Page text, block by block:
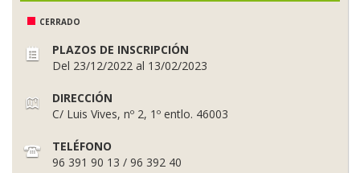
CERRADO
PLAZOS DE INSCRIPCIÓN
Del 23/12/2022 al 13/02/2023
DIRECCIÓN
C/ Luis Vives, nº 2, 1º entlo. 46003
TELÉFONO
96 391 90 13 / 96 392 40